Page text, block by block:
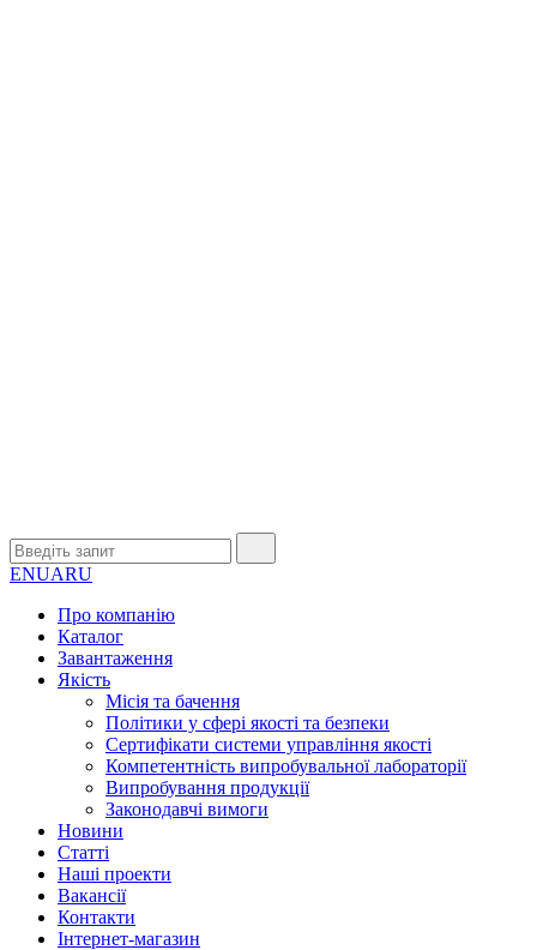
ENUARU
Про компанію
Каталог
Завантаження
Якість
Місія та бачення
Політики у сфері якості та безпеки
Сертифікати системи управління якості
Компетентність випробувальної лабораторії
Випробування продукції
Законодавчі вимоги
Новини
Статті
Наші проекти
Вакансії
Контакти
Інтернет-магазин